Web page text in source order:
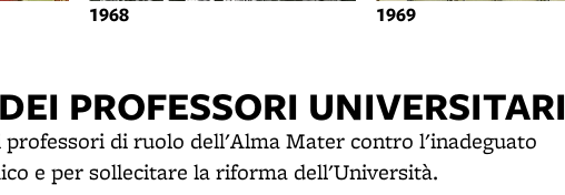
1968 1969
PROFESSORI UNIVERSITARI
di ruolo dell'Alma Mater contro l'inadeguato
e per sollecitare la riforma dell'Università.